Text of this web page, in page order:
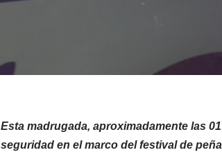
Esta madrugada, aproximadamente las
seguridad en el marco del festival de